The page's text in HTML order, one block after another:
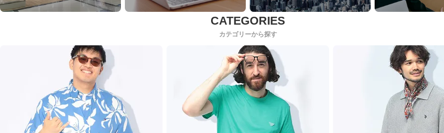
カテゴリーから探す